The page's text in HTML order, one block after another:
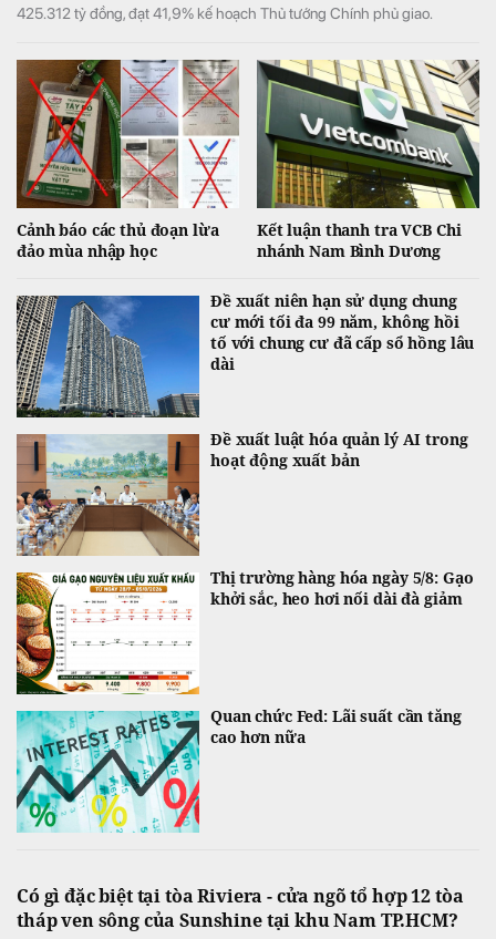
425.312 tỷ đồng, đạt 41,9% kế hoạch Thủ tướng Chính phủ giao.
Cảnh báo các thủ đoạn lừa
đảo mùa nhập học
Kết luận thanh tra VCB Chi
nhánh Nam Bình Dương
Đề xuất niên hạn sử dụng chung
cư mới tối đa 99 năm, không hồi
tố với chung cư đã cấp sổ hồng lâu
dài
Đề xuất luật hóa quản lý AI trong
hoạt động xuất bản
Thị trường hàng hóa ngày 5/8: Gạo
khởi sắc, heo hơi nối dài đà giảm
Quan chức Fed: Lãi suất cần tăng
cao hơn nữa
Có gì đặc biệt tại tòa Riviera - cửa ngõ tổ hợp 12 tòa
tháp ven sông của Sunshine tại khu Nam TP.HCM?